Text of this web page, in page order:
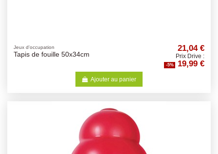
Jeux d'occupation
Tapis de fouille 50x34cm
21,04 €
Prix Drive :
-5% 19,99 €
Ajouter au panier